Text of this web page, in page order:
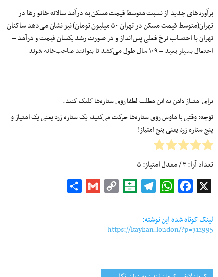
برآوردهای جدید از نسبت متوسط قیمت مسکن به درآمد سالانه خانوارها در
تهران(متوسط قیمت مسکن در تهران ۵۰ میلیون تومان) نیز نشان می‌دهد ساکنان
تهران با احتساب نرخ فعلی پس‌انداز و در صورت رشد یکسان قیمت و درآمد –
احتمال بسیار بعید – ۱۰۹ سال طول می‌کشد تا بتوانند صاحب‌خانه شوند
برای امتیاز دادن به این مطلب لطفا روی ستاره‌ها کلیک کنید.
توجه: وقتی با ماوس روی ستاره‌ها حرکت می‌کنید، یک ستاره زرد یعنی یک امتیاز و
پنج ستاره زرد یعنی پنج امتیاز!
تعداد آرا:۳/ معدل امتیاز:۵
Facebook
WhatsApp
Telegram
Balatarin
Copy
Gmail
لینک کوتاه شده این نوشته:
https://kayhan.london/?p=312995